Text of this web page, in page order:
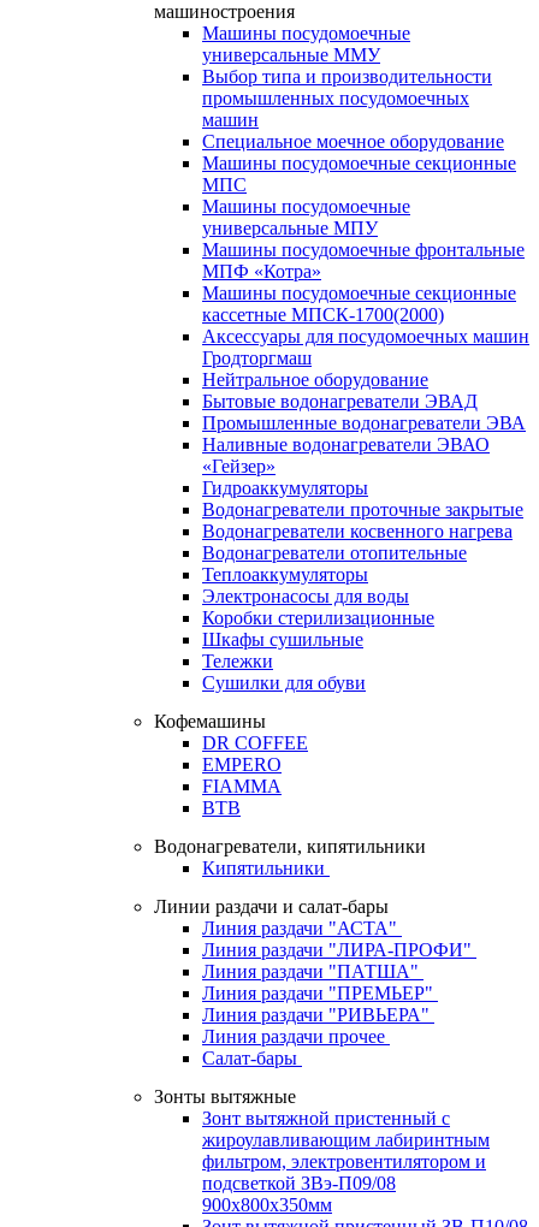
машиностроения
Машины посудомоечные
универсальные ММУ
Выбор типа и производительности
промышленных посудомоечных
машин
Специальное моечное оборудование
Машины посудомоечные секционные
МПС
Машины посудомоечные
универсальные МПУ
Машины посудомоечные фронтальные
МПФ «Котра»
Машины посудомоечные секционные
кассетные МПСК-1700(2000)
Аксессуары для посудомоечных машин
Гродторгмаш
Нейтральное оборудование
Бытовые водонагреватели ЭВАД
Промышленные водонагреватели ЭВА
Наливные водонагреватели ЭВАО
«Гейзер»
Гидроаккумуляторы
Водонагреватели проточные закрытые
Водонагреватели косвенного нагрева
Водонагреватели отопительные
Теплоаккумуляторы
Электронасосы для воды
Коробки стерилизационные
Шкафы сушильные
Тележки
Сушилки для обуви
Кофемашины
DR COFFEE
EMPERO
FIAMMA
BTB
Водонагреватели, кипятильники
Кипятильники
Линии раздачи и салат-бары
Линия раздачи "АСТА"
Линия раздачи "ЛИРА-ПРОФИ"
Линия раздачи "ПАТША"
Линия раздачи "ПРЕМЬЕР"
Линия раздачи "РИВЬЕРА"
Линия раздачи прочее
Салат-бары
Зонты вытяжные
Зонт вытяжной пристенный с
жироулавливающим лабиринтным
фильтром, электровентилятором и
подсветкой ЗВэ-П09/08
900х800х350мм